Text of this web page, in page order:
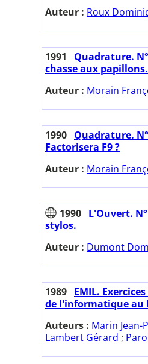
Auteur : Roux
1991
Quadrature.
chasse aux papillons.
Auteur : Morain
1990 Quadrature.
Factorisera F9 ?
Auteur : Morain
1990 L'Ouvert.
stylos.
Auteur : Dumont
1989 EMIL.
de l'informatique au
Auteurs : Marin Jean-
Lambert Gérard ;